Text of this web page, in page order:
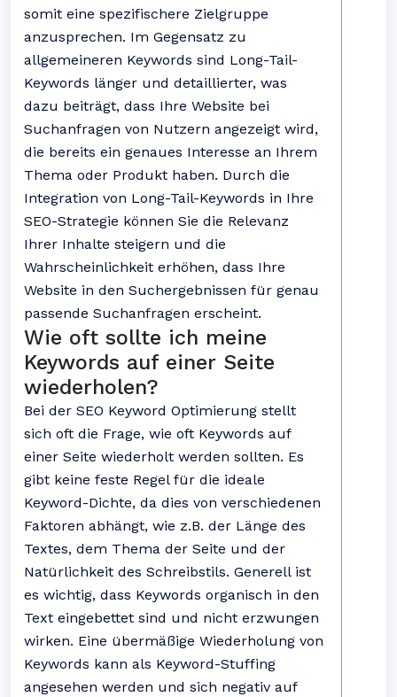
somit eine spezifischere Zielgruppe
anzusprechen. Im Gegensatz zu
allgemeineren Keywords sind Long-Tail-
Keywords länger und detaillierter, was
dazu beiträgt, dass Ihre Website bei
Suchanfragen von Nutzern angezeigt wird,
die bereits ein genaues Interesse an Ihrem
Thema oder Produkt haben. Durch die
Integration von Long-Tail-Keywords in Ihre
SEO-Strategie können Sie die Relevanz
Ihrer Inhalte steigern und die
Wahrscheinlichkeit erhöhen, dass Ihre
Website in den Suchergebnissen für genau
passende Suchanfragen erscheint.
Wie oft sollte ich meine
Keywords auf einer Seite
wiederholen?
Bei der SEO Keyword Optimierung stellt
sich oft die Frage, wie oft Keywords auf
einer Seite wiederholt werden sollten. Es
gibt keine feste Regel für die ideale
Keyword-Dichte, da dies von verschiedenen
Faktoren abhängt, wie z.B. der Länge des
Textes, dem Thema der Seite und der
Natürlichkeit des Schreibstils. Generell ist
es wichtig, dass Keywords organisch in den
Text eingebettet sind und nicht erzwungen
wirken. Eine übermäßige Wiederholung von
Keywords kann als Keyword-Stuffing
angesehen werden und sich negativ auf